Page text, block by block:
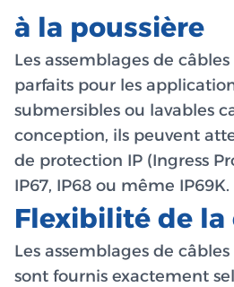
à la poussière
Les assemblages de
parfaits pour les
submersibles ou lavables
conception, ils peuvent
de protection IP (Ingress
IP67, IP68 ou même IP69K.
Flexibilité de
Les assemblages de
sont fournis exactement